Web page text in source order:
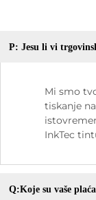
P: Jesu li vi
Mi smo
tiskanje
InkTec
Q:Koje su vaše